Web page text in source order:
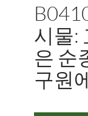
시물:
은 순
구원